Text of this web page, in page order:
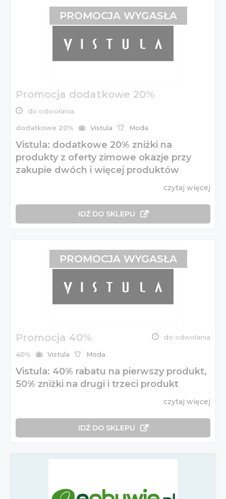
Promocja dodatkowe 20%
do odwołania
dodatkowe 20% Vistula Moda
Vistula: dodatkowe 20% zniżki na
produkty z oferty zimowe okazje przy
zakupie dwóch i więcej produktów
czytaj więcej
IDŹ DO SKLEPU
PROMOCJA WYGASŁA
Promocja 40% do odwołania
40% Vistula Moda
Vistula: 40% rabatu na pierwszy produkt,
50% zniżki na drugi i trzeci produkt
czytaj więcej
IDŹ DO SKLEPU
PROMOCJA WYGASŁA